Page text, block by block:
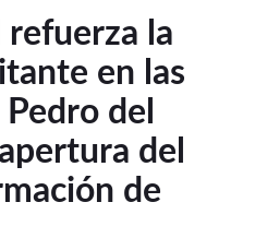
refuerza la
en las
del
del
de